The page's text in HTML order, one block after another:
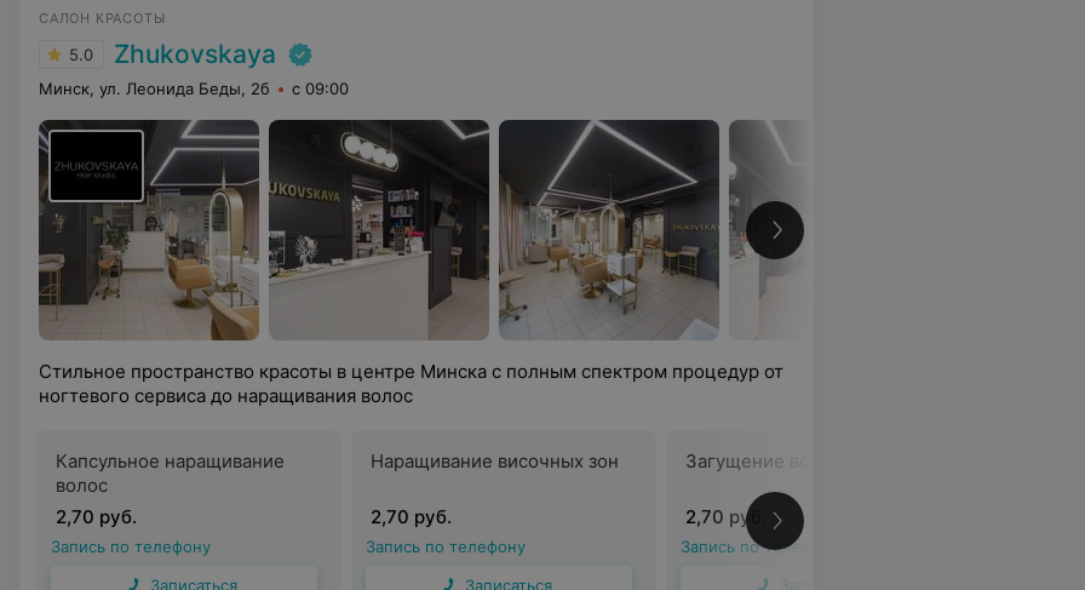
САЛОН КРАСОТЫ
5.0 Zhukovskaya
Минск, ул. Леонида Беды, 2б с 09:00
Стильное пространство красоты в центре Минска с полным спектром процедур от
ногтевого сервиса до наращивания волос
Капсульное наращивание
волос
2,70 руб.
Запись по телефону
Записаться
Наращивание височных зон
2,70 руб.
Запись по телефону
Записаться
Загущение волос
2,70 руб.
Запись по телефону
Записаться